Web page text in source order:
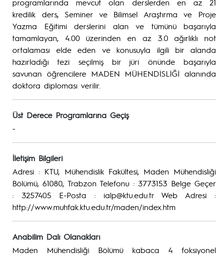
programlarında mevcut olan derslerden en az 21
kredilik ders, Seminer ve Bilimsel Araştırma ve Proje
Yazma Eğitimi derslerini alan ve tümünü başarıyla
tamamlayan, 4.00 üzerinden en az 3.0 ağırlıklı not
ortalaması elde eden ve konusuyla ilgili bir alanda
hazırladığı tezi seçilmiş bir jüri önünde başarıyla
savunan öğrencilere MADEN MÜHENDİSLİĞİ alanında
doktora diploması verilir.
Üst Derece Programlarına Geçiş
-
İletişim Bilgileri
Adresi : KTU, Mühendislik Fakültesi, Maden Mühendisliği
Bölümü, 61080, Trabzon Telefonu : 3773153 Belge Geçer
: 3257405 E-Posta : ialp@ktu.edu.tr Web Adresi :
http://www.muhfak.ktu.edu.tr/maden/index.htm
Anabilim Dalı Olanakları
Maden Mühendisliği Bölümü kabaca 4 foksiyonel